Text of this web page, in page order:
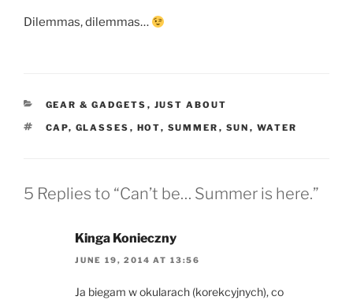
Dilemmas, dilemmas…
CATEGORIES
GEAR & GADGETS , JUST ABOUT
TAGS
CAP, GLASSES , HOT, SUMMER , SUN , WATER
5 Replies to “Can’t be… Summer is here.”
Kinga Konieczny
JUNE 19, 2014 AT 13:56
Ja biegam w okularach (korekcyjnych), co